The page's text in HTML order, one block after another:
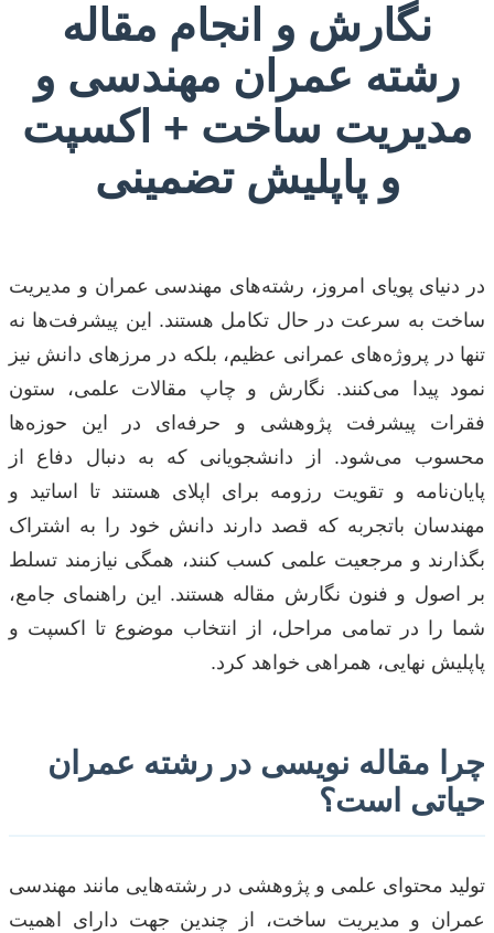
نگارش و انجام مقاله
رشته عمران مهندسی و
مدیریت ساخت + اکسپت
و پاپلیش تضمینی
در دنیای پویای امروز، رشته‌های مهندسی عمران و مدیریت
ساخت به سرعت در حال تکامل هستند. این پیشرفت‌ها نه
تنها در پروژه‌های عمرانی عظیم، بلکه در مرزهای دانش نیز
نمود پیدا می‌کنند. نگارش و چاپ مقالات علمی، ستون
فقرات پیشرفت پژوهشی و حرفه‌ای در این حوزه‌ها
محسوب می‌شود. از دانشجویانی که به دنبال دفاع از
پایان‌نامه و تقویت رزومه برای اپلای هستند تا اساتید و
مهندسان باتجربه که قصد دارند دانش خود را به اشتراک
بگذارند و مرجعیت علمی کسب کنند، همگی نیازمند تسلط
بر اصول و فنون نگارش مقاله هستند. این راهنمای جامع،
شما را در تمامی مراحل، از انتخاب موضوع تا اکسپت و
پاپلیش نهایی، همراهی خواهد کرد.
چرا مقاله نویسی در رشته عمران
حیاتی است؟
تولید محتوای علمی و پژوهشی در رشته‌هایی مانند مهندسی
عمران و مدیریت ساخت، از چندین جهت دارای اهمیت